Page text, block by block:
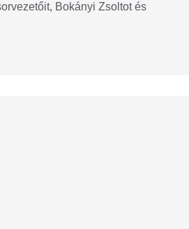
Bokányi Zsoltot és